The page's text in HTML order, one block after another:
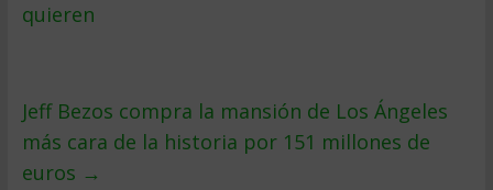
quieren
Jeff Bezos compra la mansión de Los Ángeles
más cara de la historia por 151 millones de
euros →